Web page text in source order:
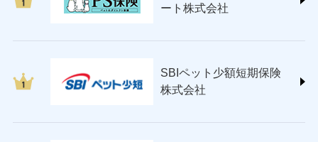
ＳＯＭＰＯダイレクト損害保険株式会社
チューリッヒ保険会社 (https://www.zurich.co.jp/)
(https://www.tokiomarine-nichido.co.jp/)
日新火災海上保険株式会社
ート株式会社
SBIペット少額短期保険
株式会社